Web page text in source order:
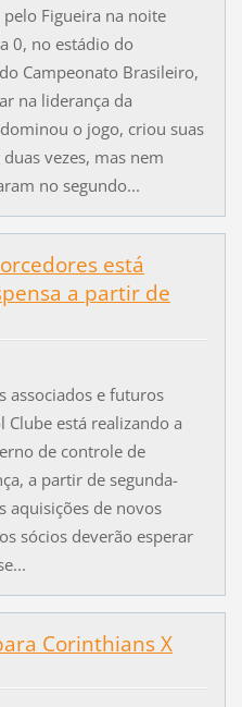
Figueira na noite
0, no estádio do
Campeonato Brasileiro,
na liderança da
o jogo, criou suas
vezes, mas nem
no segundo...
está
a partir de
associados e futuros
Clube está realizando a
de controle de
a partir de segunda-
aquisições de novos
sócios deverão esperar
Corinthians X